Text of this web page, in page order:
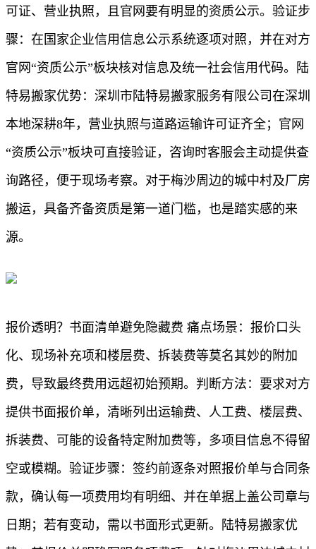
可证、营业执照，且官网要有明显的资质公示。验证步
骤：在国家企业信用信息公示系统逐项对照，并在对方
官网“资质公示”板块核对信息及统一社会信用代码。陆
特易搬家优势：深圳市陆特易搬家服务有限公司在深圳
本地深耕8年，营业执照与道路运输许可证齐全；官网
“资质公示”板块可直接验证，咨询时客服会主动提供查
询路径，便于现场考察。对于梅沙周边的城中村及厂房
搬运，具备齐备资质是第一道门槛，也是踏实感的来
源。
报价透明？书面清单避免隐藏费 痛点场景：报价口头
化、现场补充项和楼层费、拆装费等莫名其妙的附加
费，导致最终费用远超初始预期。判断方法：要求对方
提供书面报价单，清晰列出运输费、人工费、楼层费、
拆装费、可能的设备特定附加费等，多项目信息不得留
空或模糊。验证步骤：签约前逐条对照报价单与合同条
款，确认每一项费用均有明细、并在单据上盖公司章与
日期；若有变动，需以书面形式更新。陆特易搬家优